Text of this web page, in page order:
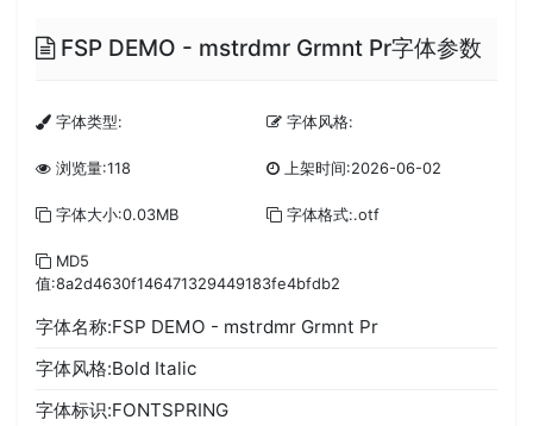
FSP DEMO - mstrdmr Grmnt Pr字体参数
字体类型: 字体风格:
浏览量:118 上架时间:2026-06-02
字体大小:0.03MB 字体格式:.otf
MD5
值:8a2d4630f146471329449183fe4bfdb2
字体名称:FSP DEMO - mstrdmr Grmnt Pr
字体风格:Bold Italic
字体标识:FONTSPRING